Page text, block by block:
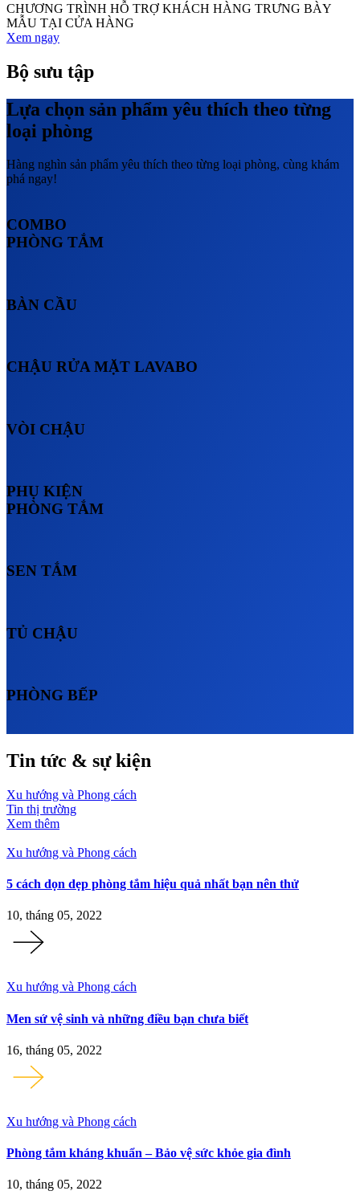
CHƯƠNG TRÌNH HỖ TRỢ KHÁCH HÀNG TRƯNG BÀY
MẪU TẠI CỬA HÀNG
Xem ngay
Bộ sưu tập
Lựa chọn sản phẩm yêu thích theo từng
loại phòng
Hàng nghìn sản phẩm yêu thích theo từng loại phòng, cùng khám
phá ngay!
COMBO
PHÒNG TẮM
BÀN CẦU
CHẬU RỬA MẶT LAVABO
VÒI CHẬU
PHỤ KIỆN
PHÒNG TẮM
SEN TẮM
TỦ CHẬU
PHÒNG BẾP
Tin tức & sự kiện
Xu hướng và Phong cách
Tin thị trường
Xem thêm
Xu hướng và Phong cách
5 cách dọn dẹp phòng tắm hiệu quả nhất bạn nên thử
10, tháng 05, 2022
Xu hướng và Phong cách
Men sứ vệ sinh và những điều bạn chưa biết
16, tháng 05, 2022
Xu hướng và Phong cách
Phòng tắm kháng khuẩn – Bảo vệ sức khỏe gia đình
10, tháng 05, 2022